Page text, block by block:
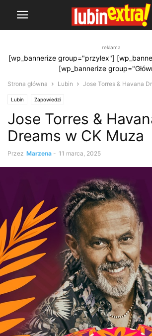
reklama
[wp_bannerize group="przylex"]
[wp_bannerize
Strona główna Lubin Jose Torres & Havana
Lubin Zapowiedzi
Jose Torres &
Dreams w CK Muza
Przez Marzena - 11 marca, 2025